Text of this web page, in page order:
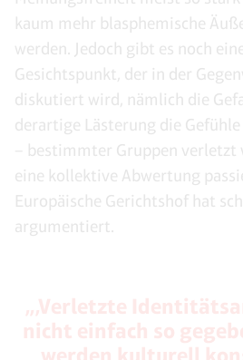
kaum mehr blasphemische
werden. Jedoch gibt es noch
Gesichtspunkt, der in der
diskutiert wird, nämlich die
derartige Lästerung die
– bestimmter Gruppen verletzt
eine kollektive Abwertung
Europäische Gerichtshof hat
argumentiert.